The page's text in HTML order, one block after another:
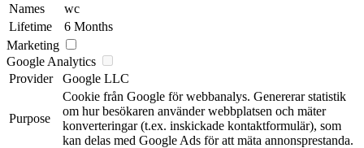
Names
wc
Lifetime
6 Months
Marketing
Google Analytics
Provider
Google LLC
Purpose
Cookie från Google för webbanalys. Genererar statistik
om hur besökaren använder webbplatsen och mäter
konverteringar (t.ex. inskickade kontaktformulär), som
kan delas med Google Ads för att mäta annonsprestanda.